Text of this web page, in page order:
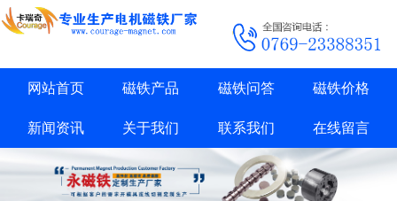
网站首页 磁铁产品 磁铁问答 磁铁价格
新闻资讯 关于我们 联系我们 在线留言